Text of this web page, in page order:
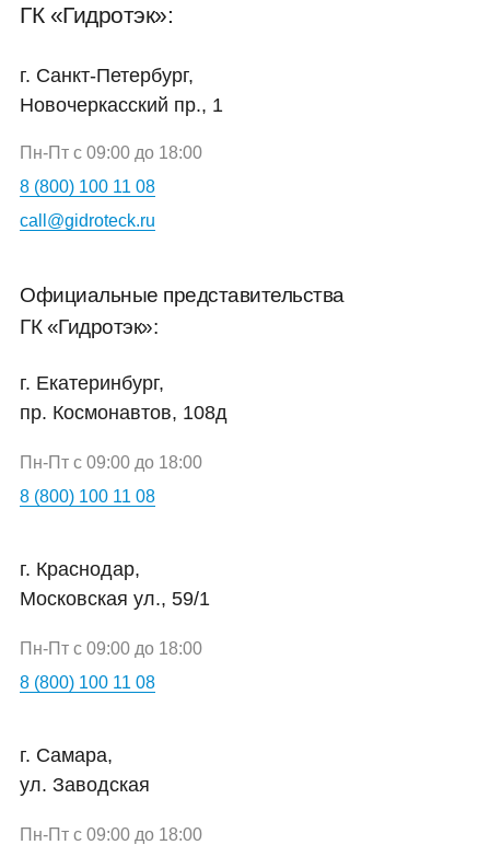
г. Екатеринбург,
пр. Космонавтов, 108д
г. Краснодар,
Московская ул., 59/1
Пн-Пт с 09:00 до 18:00
г. Самара,
ул. Заводская
Официальные представительства
ГК «Гидротэк»:
ГК «Гидротэк»:
8 (800) 100 11 08
г. Санкт-Петербург,
Новочеркасский пр., 1
8 (800) 100 11 08
8 (800) 100 11 08
Пн-Пт с 09:00 до 18:00
Пн-Пт с 09:00 до 18:00
Пн-Пт с 09:00 до 18:00
call@gidroteck.ru